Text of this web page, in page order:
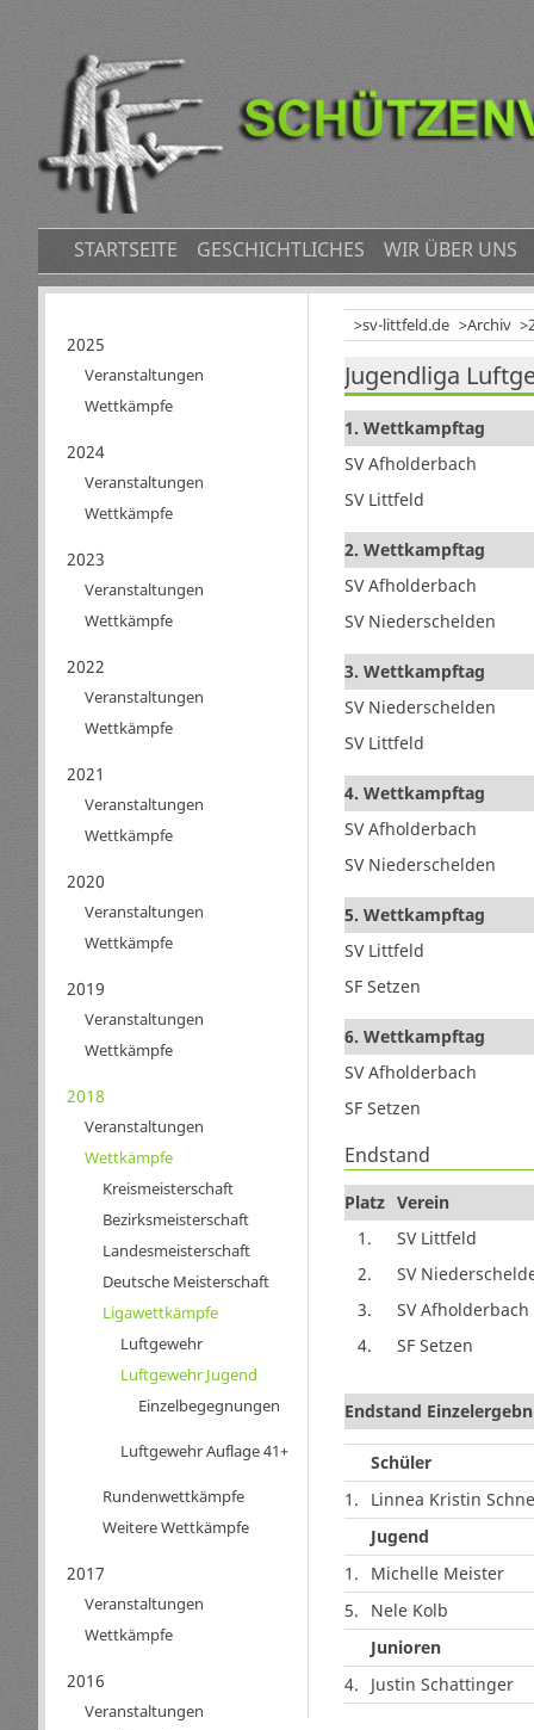
NAVIGATION
ÜBERSPRINGEN
STARTSEITE GESCHICHTLICHES WIR ÜBER UNS
sv-littfeld.de Archiv
Jugendliga
1. Wettkampftag
SV Afholderbach
SV Littfeld
2. Wettkampftag
SV Afholderbach
SV Niederschelden
3. Wettkampftag
SV Niederschelden
SV Littfeld
4. Wettkampftag
SV Afholderbach
SV Niederschelden
5. Wettkampftag
SV Littfeld
SF Setzen
6. Wettkampftag
SV Afholderbach
SF Setzen
Endstand
Platz Verein
1.
SV Littfeld
2.
SV
3.
SV Afholderbach
4.
SF Setzen
Endstand
Schüler
1.
Linnea Kristin
Jugend
1.
Michelle Meister
5.
Nele Kolb
Junioren
4.
Justin Schattinger
Navigation
überspringen
2025
Veranstaltungen
Wettkämpfe
2024
Veranstaltungen
Wettkämpfe
2023
Veranstaltungen
Wettkämpfe
2022
Veranstaltungen
Wettkämpfe
2021
Veranstaltungen
Wettkämpfe
2020
Veranstaltungen
Wettkämpfe
2019
Veranstaltungen
Wettkämpfe
2018
Veranstaltungen
Wettkämpfe
Kreismeisterschaft
Bezirksmeisterschaft
Landesmeisterschaft
Deutsche Meisterschaft
Ligawettkämpfe
Luftgewehr
Luftgewehr Jugend
Einzelbegegnungen
Luftgewehr Auflage 41+
Rundenwettkämpfe
Weitere Wettkämpfe
2017
Veranstaltungen
Wettkämpfe
2016
Veranstaltungen